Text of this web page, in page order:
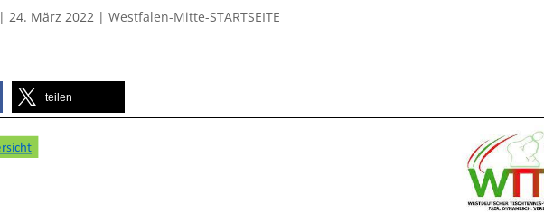
| 24. März 2022 | Westfalen-Mitte-STARTSEITE
teilen